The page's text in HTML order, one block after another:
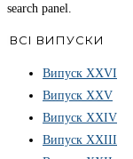
search panel.
ВСІ ВИПУСКИ
Випуск ХХVІ
Випуск XXV
Випуск XXIV
Випуск XXIII